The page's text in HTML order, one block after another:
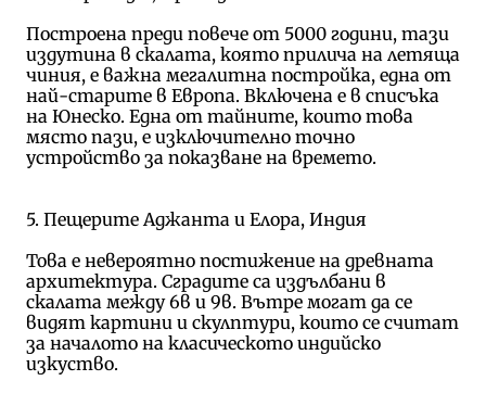
Построена преди повече от 5000 години, тази
издутина в скалата, която прилича на летяща
чиния, е важна мегалитна постройка, една от
най-старите в Европа. Включена е в списъка
на Юнеско. Една от тайните, които това
място пази, е изключително точно
устройство за показване на времето.
5. Пещерите Аджанта и Елора, Индия
Това е невероятно постижение на древната
архитектура. Сградите са издълбани в
скалата между 6в и 9в. Вътре могат да се
видят картини и скулптури, които се считат
за началото на класическото индийско
изкуство.